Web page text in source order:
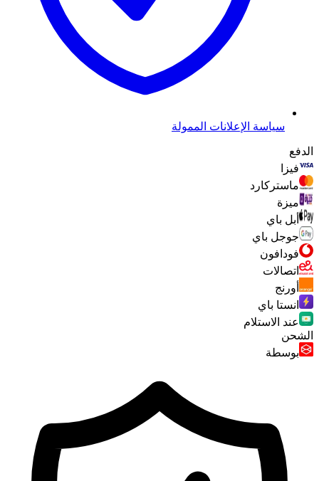
سياسة الإعلانات الممولة
الدفع
فيزا
ماستركارد
ميزة
أبل باي
جوجل باي
فودافون
اتصالات
أورنج
انستا باي
عند الاستلام
الشحن
بوسطة